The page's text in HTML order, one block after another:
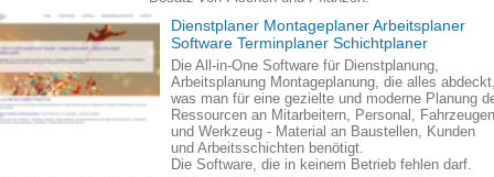
Dienstplaner Montageplaner Arbeitsplaner
Software Terminplaner Schichtplaner
Die All-in-One Software für Dienstplanung,
Arbeitsplanung Montageplanung, die alles abdeckt,
was man für eine gezielte und moderne Planung
Ressourcen an Mitarbeitern, Personal, Fahrzeugen
und Werkzeug - Material an Baustellen, Kunden
und Arbeitsschichten benötigt.
Die Software, die in keinem Betrieb fehlen darf.